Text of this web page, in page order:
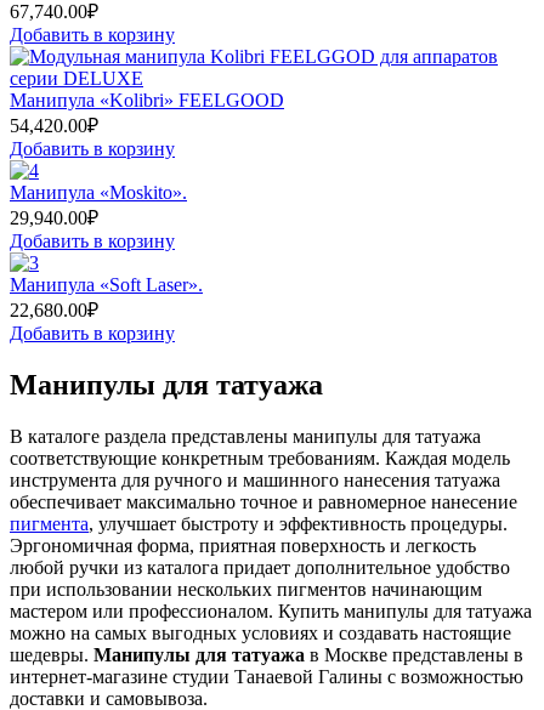
67,740.00₽
Добавить в корзину
Манипула «Kolibri» FEELGOOD
54,420.00₽
Добавить в корзину
Манипула «Moskito».
29,940.00₽
Добавить в корзину
Манипула «Soft Laser».
22,680.00₽
Добавить в корзину
Манипулы для татуажа
В каталоге раздела представлены манипулы для татуажа
соответствующие конкретным требованиям. Каждая модель
инструмента для ручного и машинного нанесения татуажа
обеспечивает максимально точное и равномерное нанесение
пигмента, улучшает быстроту и эффективность процедуры.
Эргономичная форма, приятная поверхность и легкость
любой ручки из каталога придает дополнительное удобство
при использовании нескольких пигментов начинающим
мастером или профессионалом. Купить манипулы для татуажа
можно на самых выгодных условиях и создавать настоящие
шедевры. Манипулы для татуажа в Москве представлены в
интернет-магазине студии Танаевой Галины с возможностью
доставки и самовывоза.